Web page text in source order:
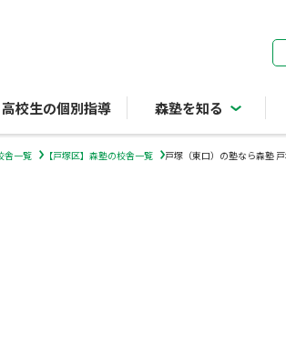
高校生の個別指導 森塾を知る
舎一覧 【戸塚区】森塾の校舎一覧 戸塚（東口）の塾なら森塾